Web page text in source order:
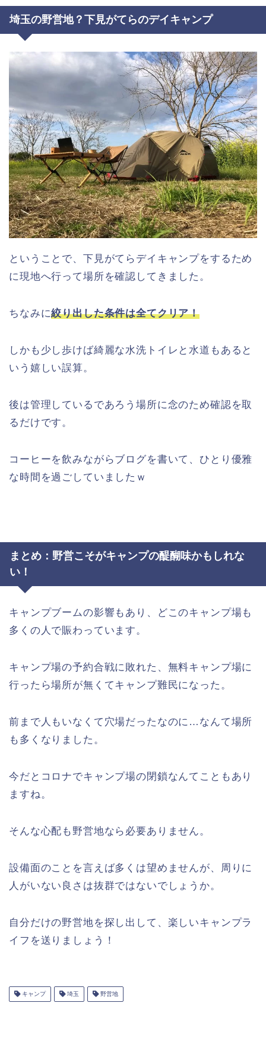
埼玉の野営地？下見がてらのデイキャンプ
ということで、下見がてらデイキャンプをするため
に現地へ行って場所を確認してきました。
ちなみに絞り出した条件は全てクリア！
しかも少し歩けば綺麗な水洗トイレと水道もあると
いう嬉しい誤算。
後は管理しているであろう場所に念のため確認を取
るだけです。
コーヒーを飲みながらブログを書いて、ひとり優雅
な時間を過ごしていましたｗ
まとめ：野営こそがキャンプの醍醐味かもしれな
い！
キャンプブームの影響もあり、どこのキャンプ場も
多くの人で賑わっています。
キャンプ場の予約合戦に敗れた、無料キャンプ場に
行ったら場所が無くてキャンプ難民になった。
前まで人もいなくて穴場だったなのに…なんて場所
も多くなりました。
今だとコロナでキャンプ場の閉鎖なんてこともあり
ますね。
そんな心配も野営地なら必要ありません。
設備面のことを言えば多くは望めませんが、周りに
人がいない良さは抜群ではないでしょうか。
自分だけの野営地を探し出して、楽しいキャンプラ
イフを送りましょう！
キャンプ 埼玉 野営地